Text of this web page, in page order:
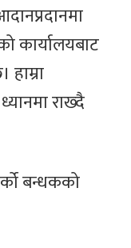
कार्यालयबाट
राख्दै
बन्धकको